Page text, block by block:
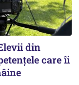
din
care îi